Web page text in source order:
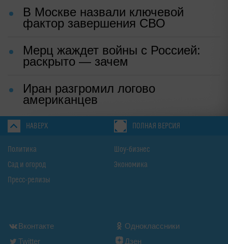
В Москве назвали ключевой
фактор завершения СВО
Мерц жаждет войны с Россией:
раскрыто — зачем
Иран разгромил логово
американцев
НАВЕРХ ПОЛНАЯ ВЕРСИЯ
Политика
Сад и огород
Пресс-релизы
Шоу-бизнес
Экономика
Вконтакте
Одноклассники
Twitter
Дзен